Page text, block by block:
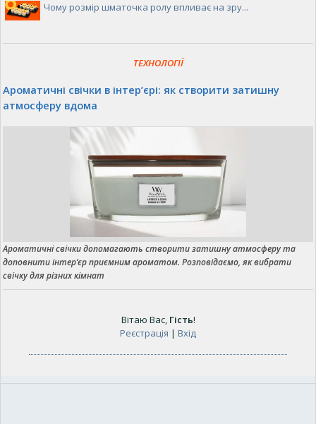
Чому розмір шматочка ролу впливає на зру...
ТЕХНОЛОГІЇ
Ароматичні свічки в інтер’єрі: як створити затишну
атмосферу вдома
Ароматичні свічки допомагають створити затишну атмосферу та
доповнити інтер’єр приємним ароматом. Розповідаємо, як вибрати
свічку для різних кімнат
Вітаю Вас, Гість!
Реєстрація | Вхід